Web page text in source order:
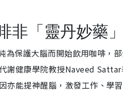
非「靈丹妙藥
為保護大腦而開始飲用咖啡，
謝健康學院教授Naveed
亦能提神醒腦，激發工作、學